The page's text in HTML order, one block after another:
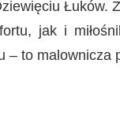
Łuków.
jak i
– to malownicza